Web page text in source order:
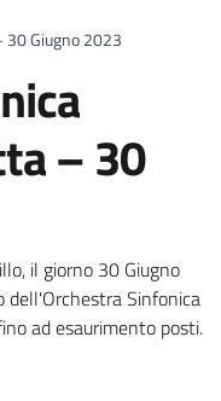
Giugno 2023
– 30
il giorno 30 Giugno
Sinfonica
ad esaurimento posti.